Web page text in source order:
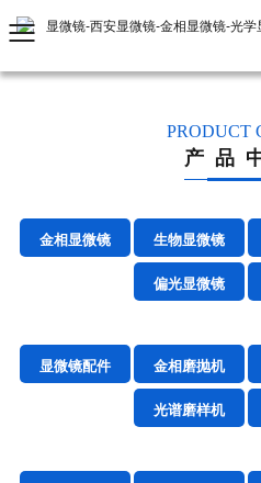
PRODUCT
产品
金相显微镜 生物显微镜
偏光显微镜
显微镜配件 金相磨抛机
光谱磨样机